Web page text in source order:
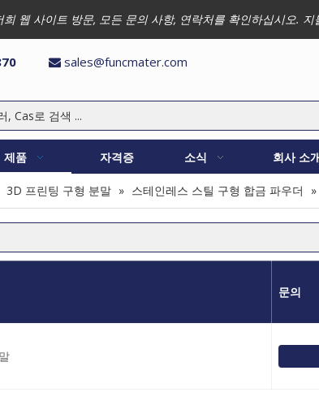
웹 사이트 방문, 모든 문의 사항, 연락처를 확인하십시오.
 sales@funcmater.com
제품 자격증 소식 회사 소
3D 프린팅 구형 분말 » 스테인레스 스틸 구형 합금 파우더 »
문의